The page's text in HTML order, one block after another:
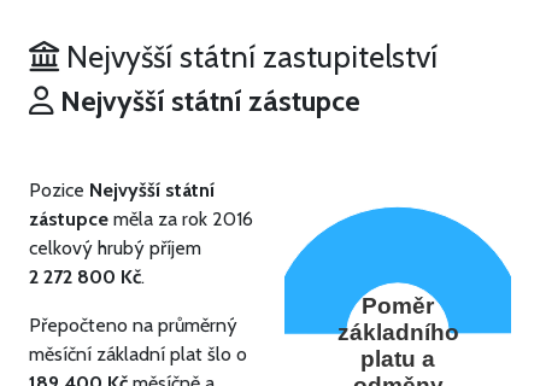
Nejvyšší státní zastupitelství
Nejvyšší státní zástupce
Pozice Nejvyšší státní
zástupce měla za rok 2016
celkový hrubý příjem
2 272 800 Kč.
Přepočteno na průměrný
měsíční základní plat šlo o
Poměr
základního
platu a